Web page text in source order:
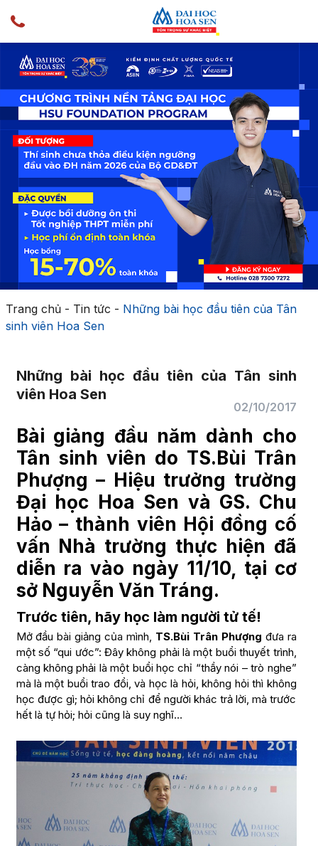
Trang chủ- Tin tức - Những bài học đầu tiên của Tân
sinh viên Hoa Sen
Những bài học đầu tiên của Tân sinh
viên Hoa Sen
02/10/2017
Bài giảng đầu năm dành cho
Tân sinh viên do TS.Bùi Trân
Phượng – Hiệu trưởng trường
Đại học Hoa Sen và GS. Chu
Hảo – thành viên Hội đồng cố
vấn Nhà trường thực hiện đã
diễn ra vào ngày 11/10, tại cơ
sở Nguyễn Văn Tráng.
Trước tiên, hãy học làm người tử tế!
Mở đầu bài giảng của mình, TS.Bùi Trân Phượng đưa ra
một số “qui ước”: Đây không phải là một buổi thuyết trình,
càng không phải là một buổi học chỉ “thầy nói – trò nghe”
mà là một buổi trao đổi, và học là hỏi, không hỏi thì không
học được gì; hỏi không chỉ để người khác trả lời, mà trước
hết là tự hỏi; hỏi cũng là suy nghĩ…